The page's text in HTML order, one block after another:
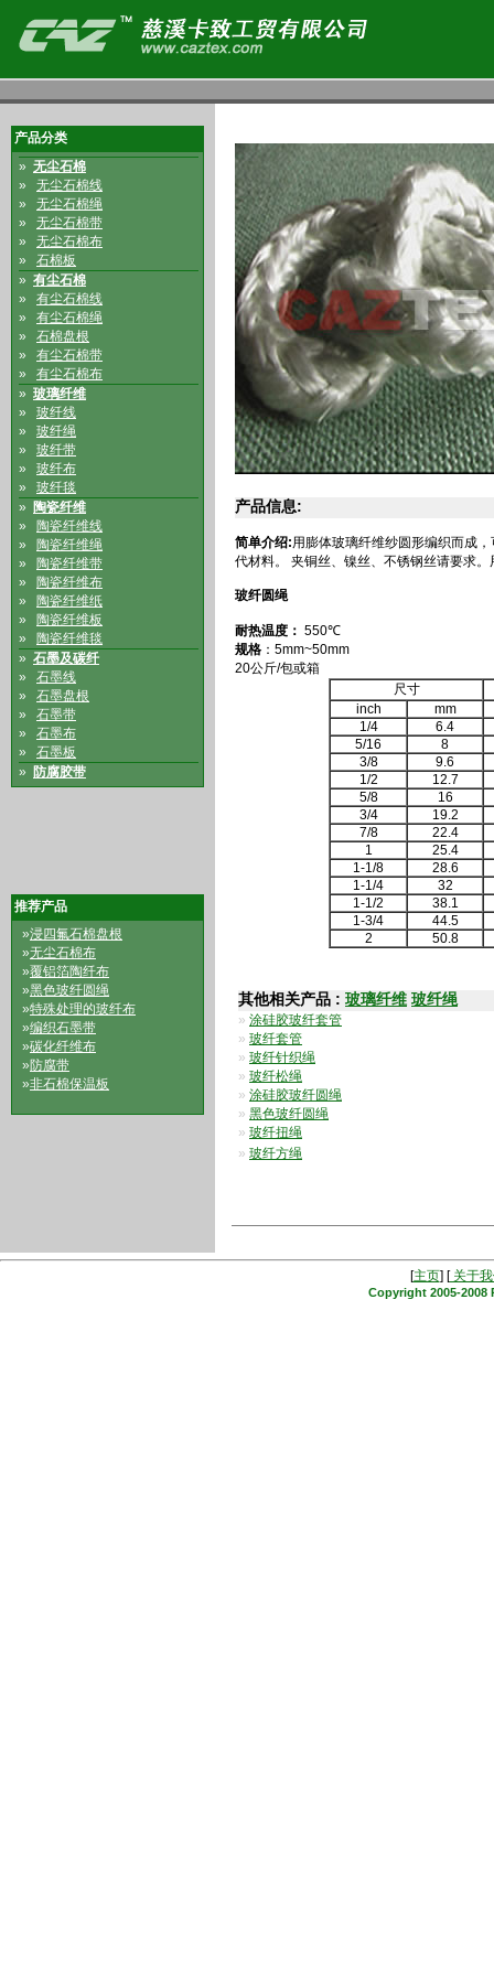
产品分类
» 无尘石棉
»
无尘石棉线
»
无尘石棉绳
»
无尘石棉带
»
无尘石棉布
»
石棉板
» 有尘石棉
»
有尘石棉线
»
有尘石棉绳
»
石棉盘根
»
有尘石棉带
»
有尘石棉布
» 玻璃纤维
»
玻纤线
»
玻纤绳
»
玻纤带
»
玻纤布
»
玻纤毯
»
陶瓷纤维
»
陶瓷纤维线
»
陶瓷纤维绳
»
陶瓷纤维带
»
陶瓷纤维布
»
陶瓷纤维纸
»
陶瓷纤维板
»
陶瓷纤维毯
» 石墨及碳纤
»
石墨线
»
石墨盘根
»
石墨带
»
石墨布
»
石墨板
»
防腐胶带
推荐产品
»浸四氟石棉盘根
»无尘石棉布
»覆铝箔陶纤布
»黑色玻纤圆绳
»特殊处理的玻纤布
»编织石墨带
»碳化纤维布
» 防腐带
»非石棉保温板
产品信息:
简单介绍:用膨体玻璃纤维纱圆形编织而成
代材料。 夹铜丝、镍丝、不锈钢丝请要求
玻纤圆绳
耐热温度： 550℃
规格 ：
20公斤/包或箱
尺寸
inch
mm
1/4
6.4
5/16
8
3/8
9.6
1/2
12.7
5/8
16
3/4
19.2
7/8
22.4
1
25.4
1-1/8
28.6
1-1/4
32
1-1/2
38.1
1-3/4
44.5
2
50.8
其他相关产品 : 玻璃纤维 玻纤绳
» 涂硅胶玻纤套管
» 玻纤套管
» 玻纤针织绳
» 玻纤松绳
» 涂硅胶玻纤圆绳
» 黑色玻纤圆绳
» 玻纤扭绳
» 玻纤方绳
[主页] [关于我
Copyright 2005-2008